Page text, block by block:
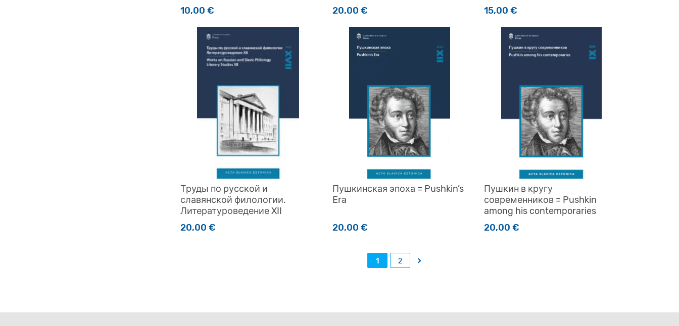
10,00 € 20,00 € 15,00€
Труды по русской и
славянской филологии.
Литературоведение XII
20,00 €
Пушкинская эпоха = Pushkin’s
Era
20,00 €
Пушкин в кругу
современников = Pushkin
among his contemporaries
20,00€
1 2 →